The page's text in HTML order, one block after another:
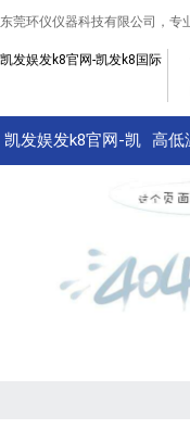
东莞环仪仪器科技有限公司，
凯发娱发k8官网-凯发k8国际
凯发娱发k8官网-凯 高低